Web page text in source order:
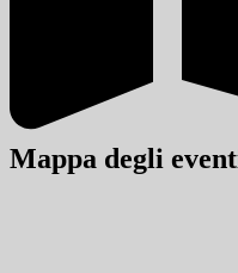
Mappa degli